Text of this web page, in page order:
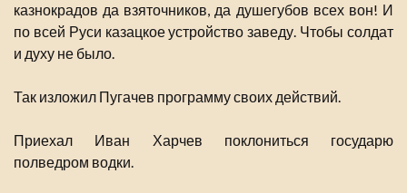
казнокрадов да взяточников, да душегубов всех вон! И
по всей Руси казацкое устройство заведу. Чтобы солдат
и духу не было.
Так изложил Пугачев программу своих действий.
Приехал Иван Харчев поклониться государю
полведром водки.